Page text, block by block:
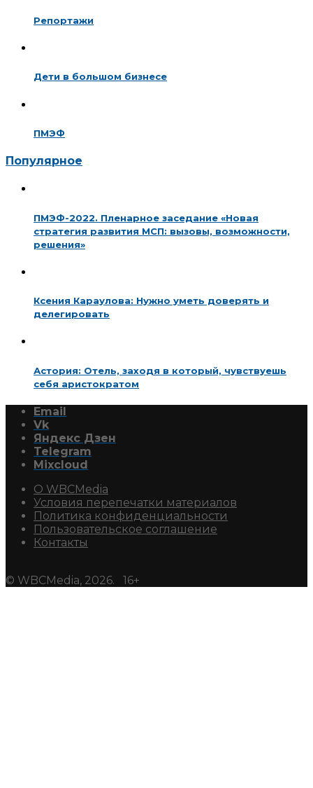
Репортажи
Дети в большом бизнесе
ПМЭФ
Популярное
ПМЭФ-2022. Пленарное заседание «Новая
стратегия развития МСП: вызовы, возможности,
решения»
Ксения Караулова: Нужно уметь доверять и
делегировать
Астория: Отель, заходя в который, чувствуешь
себя аристократом
Email
Vk
Яндекс Дзен
Telegram
Mixcloud
О WBCMedia
Условия перепечатки материалов
Политика конфиденциальности
Пользовательское соглашение
Контакты
© WBCMedia, 2026. 16+